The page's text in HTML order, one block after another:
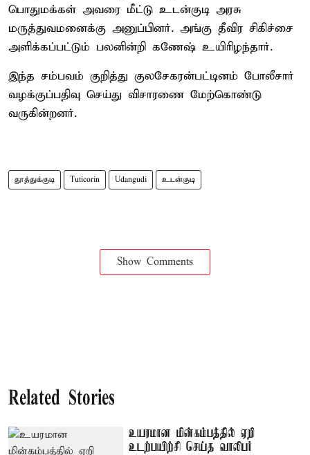
பொதுமக்கள் அவரை மீட்டு உடன்குடி அரசு
மருத்துவமனைக்கு அனுப்பினர். அங்கு தீவிர சிகிச்சை
அளிக்கப்பட்டும் பலனின்றி கணேஷ் உயிரிழந்தார்.
இந்த சம்பவம் குறித்து குலசேகரன்பட்டினம் போலீசார்
வழக்குப்பதிவு செய்து விசாரணை மேற்கொண்டு
வருகின்றனர்.
தூத்துக்குடி Tuticorin Udangudi உடன்குடி
Show Comments
Related Stories
உயரமான மின்கம்பத்தில் ஏறி
உடற்பயிற்சி செய்த வாலிபர்